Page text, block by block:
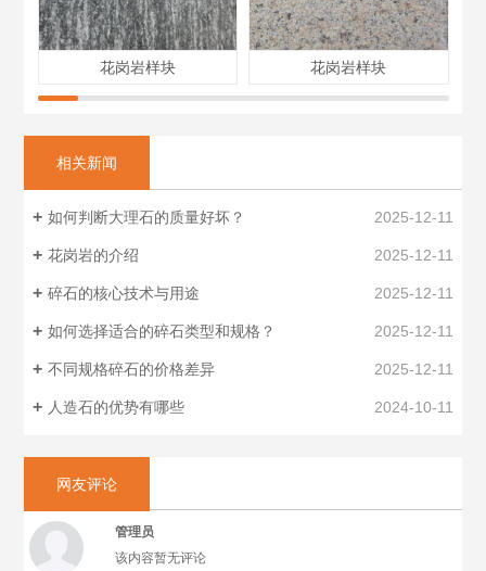
花岗岩样块 花岗岩样块
相关新闻
如何判断大理石的质量好坏？ 2025-12-11
花岗岩的介绍 2025-12-11
碎石的核心技术与用途 2025-12-11
如何选择适合的碎石类型和规格？ 2025-12-11
不同规格碎石的价格差异 2025-12-11
人造石的优势有哪些 2024-10-11
网友评论
管理员
该内容暂无评论